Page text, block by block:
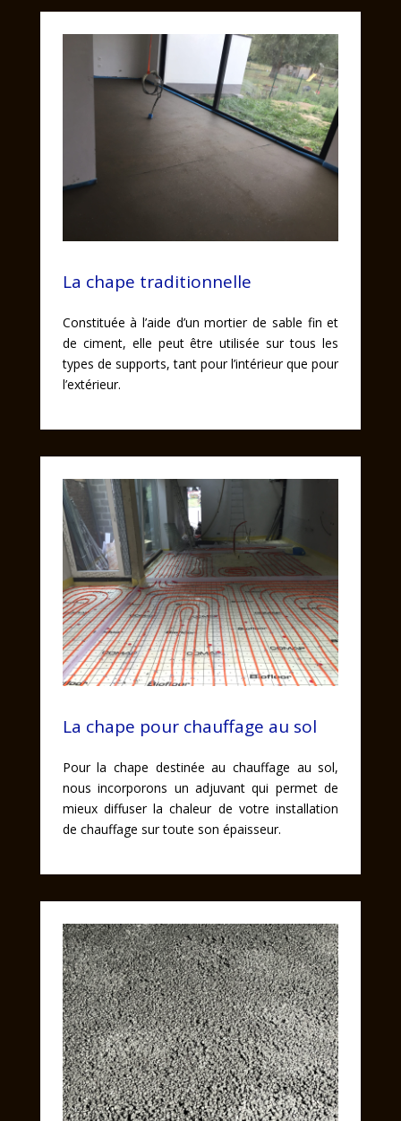
La chape traditionnelle
Constituée à l’aide d’un mortier de sable fin et
de ciment, elle peut être utilisée sur tous les
types de supports, tant pour l’intérieur que pour
l’extérieur.
La traditionnelle
En savoir plus
La chape pour chauffage au sol
Pour la chape destinée au chauffage au sol,
nous incorporons un adjuvant qui permet de
mieux diffuser la chaleur de votre installation
de chauffage sur toute son épaisseur.
La chauffage sol
En savoir plus